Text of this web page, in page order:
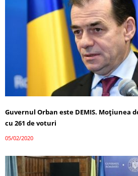
Guvernul Orban este DEMIS. Moțiunea
cu 261 de voturi
05/02/2020